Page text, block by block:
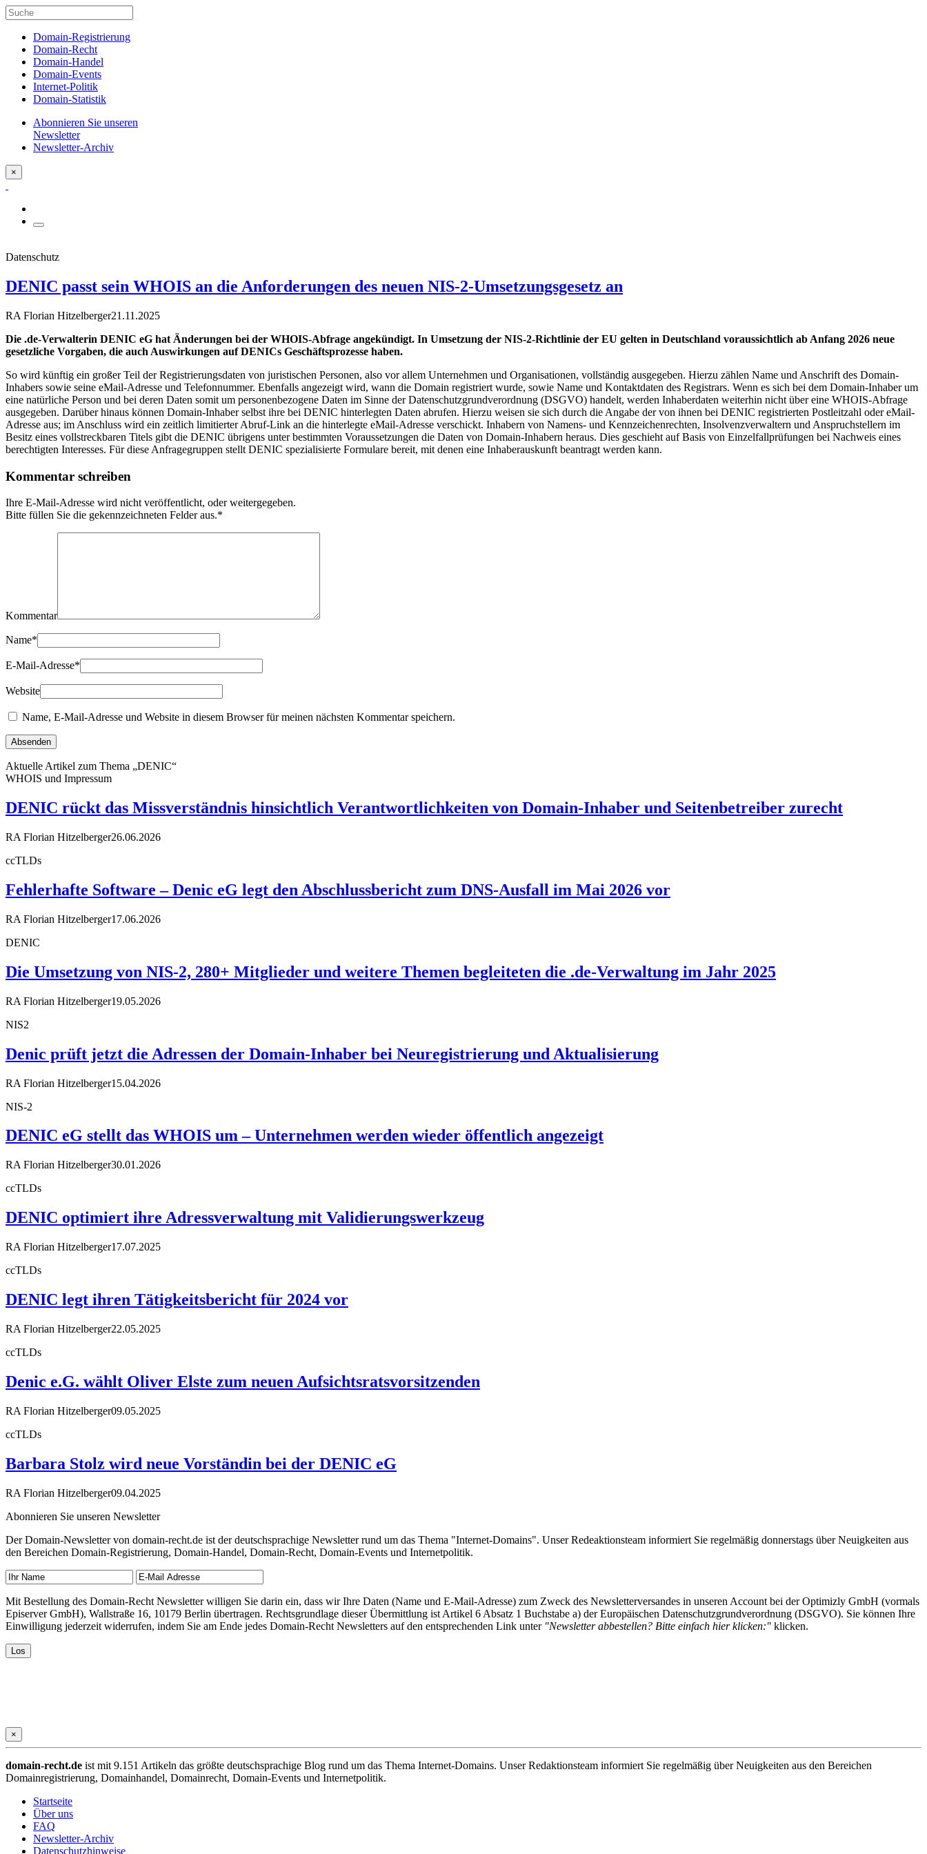
Domain-Registrierung
Domain-Recht
Domain-Handel
Domain-Events
Internet-Politik
Domain-Statistik
Abonnieren Sie unseren
Newsletter
Newsletter-Archiv
×
Datenschutz
DENIC passt sein WHOIS an die Anforderungen des neuen NIS-2-Umsetzungsgesetz an
RA Florian Hitzelberger21.11.2025
Die .de-Verwalterin DENIC eG hat Änderungen bei der WHOIS-Abfrage angekündigt. In Umsetzung der NIS-2-Richtlinie der EU gelten in Deutschland voraussichtlich ab Anfang 2026 neue
gesetzliche Vorgaben, die auch Auswirkungen auf DENICs Geschäftsprozesse haben.
So wird künftig ein großer Teil der Registrierungsdaten von juristischen Personen, also vor allem Unternehmen und Organisationen, vollständig ausgegeben. Hierzu zählen Name und Anschrift des Domain-
Inhabers sowie seine eMail-Adresse und Telefonnummer. Ebenfalls angezeigt wird, wann die Domain registriert wurde, sowie Name und Kontaktdaten des Registrars. Wenn es sich bei dem Domain-Inhaber um
eine natürliche Person und bei deren Daten somit um personenbezogene Daten im Sinne der Datenschutzgrundverordnung (DSGVO) handelt, werden Inhaberdaten weiterhin nicht über eine WHOIS-Abfrage
ausgegeben. Darüber hinaus können Domain-Inhaber selbst ihre bei DENIC hinterlegten Daten abrufen. Hierzu weisen sie sich durch die Angabe der von ihnen bei DENIC registrierten Postleitzahl oder eMail-
Adresse aus; im Anschluss wird ein zeitlich limitierter Abruf-Link an die hinterlegte eMail-Adresse verschickt. Inhabern von Namens- und Kennzeichenrechten, Insolvenzverwaltern und Anspruchstellern im
Besitz eines vollstreckbaren Titels gibt die DENIC übrigens unter bestimmten Voraussetzungen die Daten von Domain-Inhabern heraus. Dies geschieht auf Basis von Einzelfallprüfungen bei Nachweis eines
berechtigten Interesses. Für diese Anfragegruppen stellt DENIC spezialisierte Formulare bereit, mit denen eine Inhaberauskunft beantragt werden kann.
Kommentar schreiben
Ihre E-Mail-Adresse wird nicht veröffentlicht, oder weitergegeben.
Bitte füllen Sie die gekennzeichneten Felder aus.*
Kommentar
Name*
E-Mail-Adresse*
Website
Name, E-Mail-Adresse und Website in diesem Browser für meinen nächsten Kommentar speichern.
Aktuelle Artikel zum Thema „DENIC“
WHOIS und Impressum
DENIC rückt das Missverständnis hinsichtlich Verantwortlichkeiten von Domain-Inhaber und Seitenbetreiber zurecht
RA Florian Hitzelberger26.06.2026
ccTLDs
Fehlerhafte Software – Denic eG legt den Abschlussbericht zum DNS-Ausfall im Mai 2026 vor
RA Florian Hitzelberger17.06.2026
DENIC
Die Umsetzung von NIS-2, 280+ Mitglieder und weitere Themen begleiteten die .de-Verwaltung im Jahr 2025
RA Florian Hitzelberger19.05.2026
NIS2
Denic prüft jetzt die Adressen der Domain-Inhaber bei Neuregistrierung und Aktualisierung
RA Florian Hitzelberger15.04.2026
NIS-2
DENIC eG stellt das WHOIS um – Unternehmen werden wieder öffentlich angezeigt
RA Florian Hitzelberger30.01.2026
ccTLDs
DENIC optimiert ihre Adressverwaltung mit Validierungswerkzeug
RA Florian Hitzelberger17.07.2025
ccTLDs
DENIC legt ihren Tätigkeitsbericht für 2024 vor
RA Florian Hitzelberger22.05.2025
ccTLDs
Denic e.G. wählt Oliver Elste zum neuen Aufsichtsratsvorsitzenden
RA Florian Hitzelberger09.05.2025
ccTLDs
Barbara Stolz wird neue Vorständin bei der DENIC eG
RA Florian Hitzelberger09.04.2025
Abonnieren Sie unseren Newsletter
Der Domain-Newsletter von domain-recht.de ist der deutschsprachige Newsletter rund um das Thema "Internet-Domains". Unser Redeaktionsteam informiert Sie regelmäßig donnerstags über Neuigkeiten aus
den Bereichen Domain-Registrierung, Domain-Handel, Domain-Recht, Domain-Events und Internetpolitik.
Mit Bestellung des Domain-Recht Newsletter willigen Sie darin ein, dass wir Ihre Daten (Name und E-Mail-Adresse) zum Zweck des Newsletterversandes in unseren Account bei der Optimizly GmbH (vormals
Episerver GmbH), Wallstraße 16, 10179 Berlin übertragen. Rechtsgrundlage dieser Übermittlung ist Artikel 6 Absatz 1 Buchstabe a) der Europäischen Datenschutzgrundverordnung (DSGVO). Sie können Ihre
Einwilligung jederzeit widerrufen, indem Sie am Ende jedes Domain-Recht Newsletters auf den entsprechenden Link unter "Newsletter abbestellen? Bitte einfach hier klicken:" klicken.
×
domain-recht.de ist mit 9.151 Artikeln das größte deutschsprachige Blog rund um das Thema Internet-Domains. Unser Redaktionsteam informiert Sie regelmäßig über Neuigkeiten aus den Bereichen
Domainregistrierung, Domainhandel, Domainrecht, Domain-Events und Internetpolitik.
Startseite
Über uns
FAQ
Newsletter-Archiv
Datenschutzhinweise